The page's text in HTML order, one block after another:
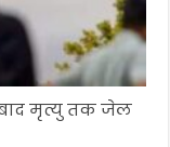
बाद मृत्यु तक जेल